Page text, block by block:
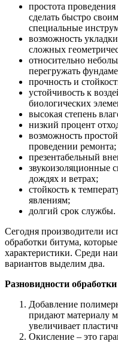
простота
сделать быстро
специальные
возможность
сложных
относительно
перегружать
прочность и
устойчивость к
биологических
высокая степень
низкий процент
возможность
проведении ремонта;
презентабельный
звукоизоляционные
дождях и ветрах;
стойкость к
явлениям;
долгий срок службы.
Сегодня производители
обработки битума,
характеристики. Среди
вариантов выделим два.
Разновидности
Добавление
придают материалу
увеличивает
Окисление – это